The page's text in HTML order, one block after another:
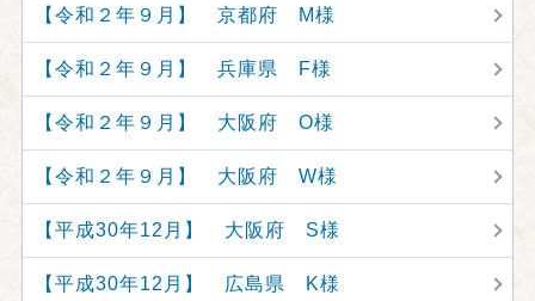
【令和２年９月】 京都府 M様
【令和２年９月】 兵庫県 F様
【令和２年９月】 大阪府 O様
【令和２年９月】 大阪府 W様
【平成30年12月】 大阪府 S様
【平成30年12月】 広島県 K様